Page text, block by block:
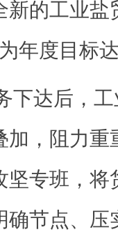
新的工业盐
年度目标
达后，工
加，阻力
坚专班，
确节点、